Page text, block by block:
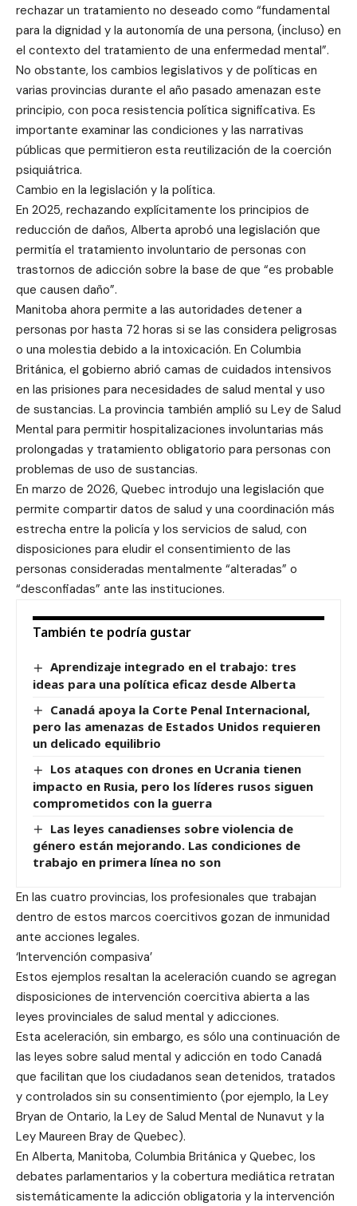
rechazar un tratamiento no deseado como “fundamental
para la dignidad y la autonomía de una persona, (incluso) en
el contexto del tratamiento de una enfermedad mental”.
No obstante, los cambios legislativos y de políticas en
varias provincias durante el año pasado amenazan este
principio, con poca resistencia política significativa. Es
importante examinar las condiciones y las narrativas
públicas que permitieron esta reutilización de la coerción
psiquiátrica.
Cambio en la legislación y la política.
En 2025, rechazando explícitamente los principios de
reducción de daños, Alberta aprobó una legislación que
permitía el tratamiento involuntario de personas con
trastornos de adicción sobre la base de que “es probable
que causen daño”.
Manitoba ahora permite a las autoridades detener a
personas por hasta 72 horas si se las considera peligrosas
o una molestia debido a la intoxicación. En Columbia
Británica, el gobierno abrió camas de cuidados intensivos
en las prisiones para necesidades de salud mental y uso
de sustancias. La provincia también amplió su Ley de Salud
Mental para permitir hospitalizaciones involuntarias más
prolongadas y tratamiento obligatorio para personas con
problemas de uso de sustancias.
En marzo de 2026, Quebec introdujo una legislación que
permite compartir datos de salud y una coordinación más
estrecha entre la policía y los servicios de salud, con
disposiciones para eludir el consentimiento de las
personas consideradas mentalmente “alteradas” o
“desconfiadas” ante las instituciones.
También te podría gustar
Aprendizaje integrado en el trabajo: tres
ideas para una política eficaz desde Alberta
Canadá apoya la Corte Penal Internacional,
pero las amenazas de Estados Unidos requieren
un delicado equilibrio
Los ataques con drones en Ucrania tienen
impacto en Rusia, pero los líderes rusos siguen
comprometidos con la guerra
Las leyes canadienses sobre violencia de
género están mejorando. Las condiciones de
trabajo en primera línea no son
En las cuatro provincias, los profesionales que trabajan
dentro de estos marcos coercitivos gozan de inmunidad
ante acciones legales.
‘Intervención compasiva’
Estos ejemplos resaltan la aceleración cuando se agregan
disposiciones de intervención coercitiva abierta a las
leyes provinciales de salud mental y adicciones.
Esta aceleración, sin embargo, es sólo una continuación de
las leyes sobre salud mental y adicción en todo Canadá
que facilitan que los ciudadanos sean detenidos, tratados
y controlados sin su consentimiento (por ejemplo, la Ley
Bryan de Ontario, la Ley de Salud Mental de Nunavut y la
Ley Maureen Bray de Quebec).
En Alberta, Manitoba, Columbia Británica y Quebec, los
debates parlamentarios y la cobertura mediática retratan
sistemáticamente la adicción obligatoria y la intervención